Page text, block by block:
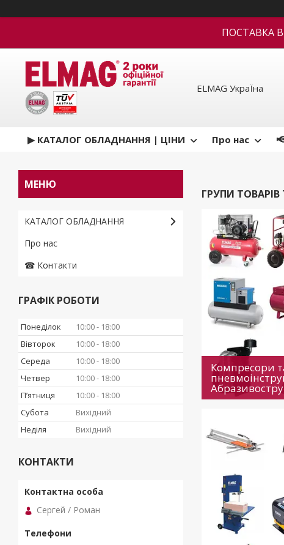
ПОСТАВКА
ELMAG УкраЇна
▶ КАТАЛОГ ОБЛАДНАННЯ | ЦІНИ Про нас
ГРУПИ
Компресори
КАТАЛОГ ОБЛАДНАННЯ
Про нас
☎ Контакти
ГРАФІК РОБОТИ
Понеділок 10:00
18:00
Вівторок
10:00
18:00
Середа
10:00
18:00
Четвер
10:00
18:00
Пʼятниця
10:00
18:00
Субота
Вихідний
Неділя
Вихідний
КОНТАКТИ
Сергей / Роман